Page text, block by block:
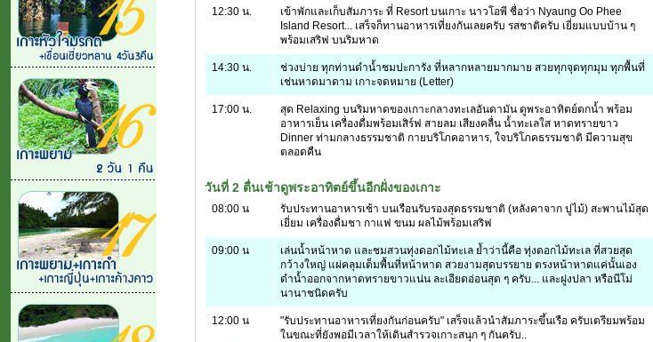
12:30 น.
เข้าพักและเก็บสัมภาระ ที่ Resort บนเกาะ นาวโอพี ชื่อว่า Nyaung Oo Phee
Island Resort... เสร็จก็ทานอาหารเที่ยงกันเลยครับ รสชาติครับ เยี่ยมแบบบ้าน ๆ
พร้อมเสริฟ บนริมหาด
14:30 น.
ช่วงบ่าย ทุกท่านดำน้ำชมปะการัง ที่หลากหลายมากมาย สวยทุกจุดทุกมุม ทุกพื้นที่
เช่นหาดมาดาม เกาะจดหมาย (Letter)
17:00 น.
สุด Relaxing บนริมหาดของเกาะกลางทะเลอันดามัน ดูพระอาทิตย์ตกน้ำ พร้อม
อาหารเย็น เครื่องดื่มพร้อมเสิร์ฟ สายลม เสียงคลื่น น้ำทะเลใส หาดทรายขาว
Dinner ท่ามกลางธรรมชาติ กายบริโภคอาหาร, ใจบริโภคธรรมชาติ มีความสุข
ตลอดคืน
วันที่ 2 ตื่นเช้าดูพระอาทิตย์ขึ้นอีกฝั่งของเกาะ
08:00 น
รับประทานอาหารเช้า บนเรือนรับรองสุดธรรมชาติ (หลังคาจาก ปูไม้) สะพานไม้สุด
เยี่ยม เครื่องดื่มชา กาแฟ ขนม ผลไม้พร้อมเสริฟ
09:00 น
เล่นน้ำหน้าหาด และชมสวนทุ่งดอกไม้ทะเล ย้ำว่านี้คือ ทุ่งดอกไม้ทะเล ที่สวยสุด
กว้างใหญ่ แผ่คลุมเต็มพื้นที่หน้าหาด สวยงามสุดบรรยาย ตรงหน้าหาดแค่นั้นเอง
ดำน้ำออกจากหาดทรายขาวแน่น ละเอียดอ่อนสุด ๆ ครับ... และฝูงปลา หรือนีโม่
นานาชนิดครับ
12:00 น
"รับประทานอาหารเที่ยงกันก่อนครับ" เสร็จแล้วนำสัมภาระขึ้นเรือ ครับเตรียมพร้อม
ในขณะที่ยังพอมีเวลาให้เดินสำรวจเกาะสนุก ๆ กันครับ..